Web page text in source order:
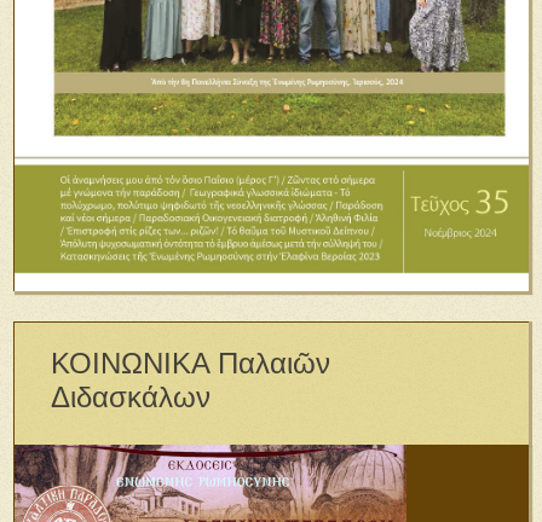
ΚΟΙΝΩΝΙΚΑ Παλαιῶν
Διδασκάλων